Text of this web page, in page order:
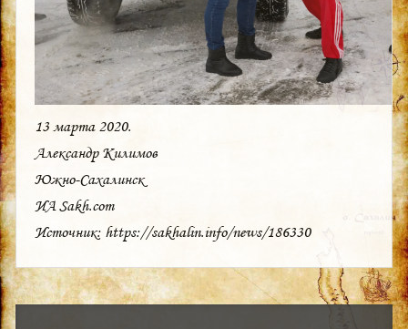
13 марта 2020.
Александр Килимов
Южно-Сахалинск
ИА Sakh.com
Источник: https://sakhalin.info/news/186330